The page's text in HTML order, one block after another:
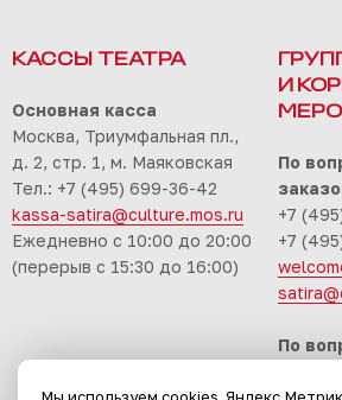
КАССЫ ТЕАТРА
Основная касса
Москва, Триумфальная пл.,
д. 2, стр. 1, м. Маяковская
Тел.: +7 (495) 699-36-42
kassa-satira@culture.mos.ru
Ежедневно с 10:00 до 20:00
(перерыв с 15:30 до 16:00)
И
По
+7
+7
По